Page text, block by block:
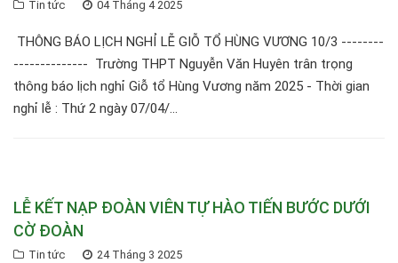
Tin tức 04 Tháng 4 2025
THÔNG BÁO LỊCH NGHỈ LỄ GIỖ TỔ HÙNG VƯƠNG 10/3 --------
-------------- Trường THPT Nguyễn Văn Huyên trân trọng
thông báo lịch nghỉ Giỗ tổ Hùng Vương năm 2025 - Thời gian
nghỉ lễ : Thứ 2 ngày 07/04/...
LỄ KẾT NẠP ĐOÀN VIÊN TỰ HÀO TIẾN BƯỚC DƯỚI
CỜ ĐOÀN
Tin tức 24 Tháng 3 2025